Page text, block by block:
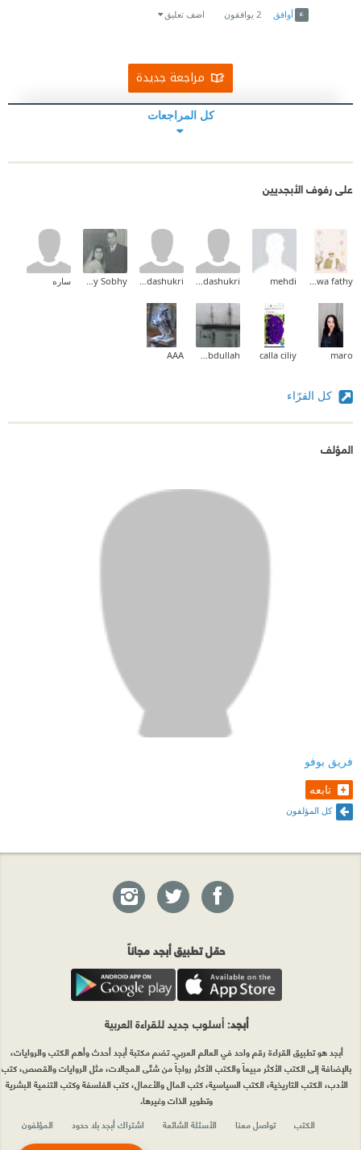
أوافق 2 يوافقون اضف تعليق
مراجعة جديدة
كل المراجعات
على رفوف الأبجديين
mehdi ساره
maro
calla ciliy
AAA
كل القرّاء
المؤلف
فريق بوفو
تابعه
كل المؤلفون
حمّل تطبيق أبجد مجاناً
أبجد: أسلوب جديد للقراءة العربية
أبجد هو تطبيق القراءة رقم واحد في العالم العربي. تضم مكتبة أبجد أحدث وأهم الكتب والروايات،
بالإضافة إلى الكتب الأكثر مبيعاً والكتب الأكثر رواجاً من شتّى المجالات، مثل الروايات والقصص، كتب
الأدب، الكتب التاريخية، الكتب السياسية، كتب المال والأعمال، كتب الفلسفة وكتب التنمية البشرية
وتطوير الذات وغيرها.
الكتب
تواصل معنا الأسئلة الشائعة اشتراك أبجد بلا حدود
المؤلفون